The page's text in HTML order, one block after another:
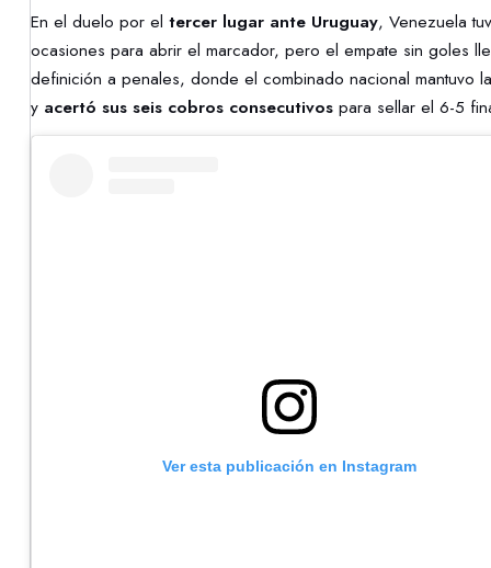
En el duelo por el tercer lugar ante Uruguay, Venezuela
ocasiones para abrir el marcador, pero el empate sin goles
definición a penales, donde el combinado nacional mantuvo
y acertó sus seis cobros consecutivospara sellar el 6-5
Ver esta publicación en Instagram